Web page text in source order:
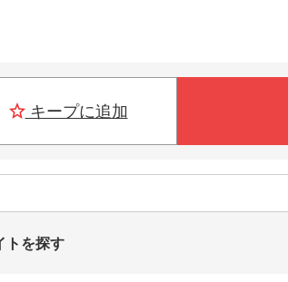
キープに追加
トを探す